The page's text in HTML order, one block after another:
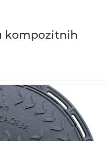
kompozitnih